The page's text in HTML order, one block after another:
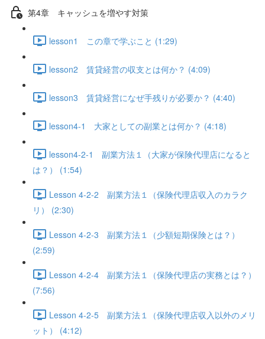
第4章 キャッシュを増やす対策
lesson1 この章で学ぶこと (1:29)
lesson2 賃貸経営の収支とは何か？ (4:09)
lesson3 賃貸経営になぜ手残りが必要か？ (4:40)
lesson4-1 大家としての副業とは何か？ (4:18)
lesson4-2-1 副業方法１（大家が保険代理店になると
は？） (1:54)
Lesson 4-2-2 副業方法１（保険代理店収入のカラク
リ） (2:30)
Lesson 4-2-3 副業方法１（少額短期保険とは？）
(2:59)
Lesson 4-2-4 副業方法１（保険代理店の実務とは？）
(7:56)
Lesson 4-2-5 副業方法１（保険代理店収入以外のメリ
ット） (4:12)